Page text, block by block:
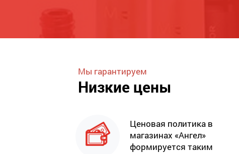
Мы гарантируем
Низкие цены
Ценовая политика в
магазинах «Ангел»
формируется таким